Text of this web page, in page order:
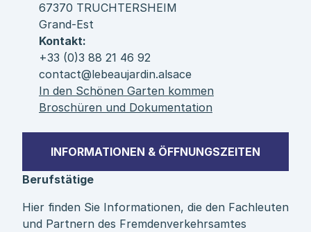
67370 TRUCHTERSHEIM
Grand-Est
Kontakt:
+33 (0)3 88 21 46 92
contact@lebeaujardin.alsace
In den Schönen Garten kommen
Broschüren und Dokumentation
INFORMATIONEN & ÖFFNUNGSZEITEN
Berufstätige
Hier finden Sie Informationen, die den Fachleuten
und Partnern des Fremdenverkehrsamtes